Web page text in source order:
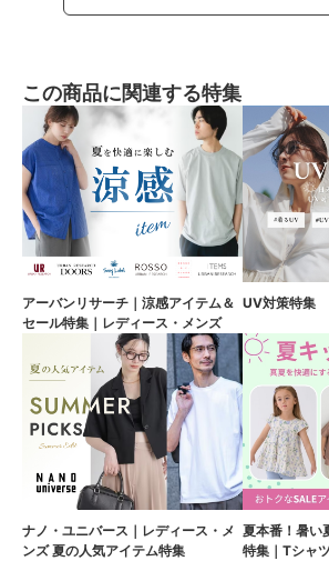
この商品に関連する特集
アーバンリサーチ｜涼感アイテム＆
セール特集｜レディース・メンズ
UV対策特集
ナノ・ユニバース｜レディース・メ
ンズ 夏の人気アイテム特集
夏本番！暑い
特集｜Tシャ